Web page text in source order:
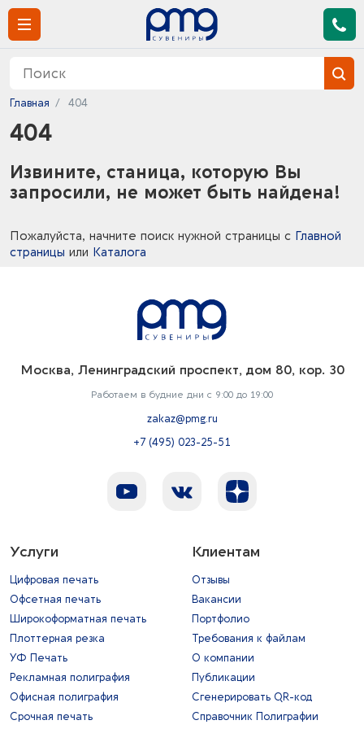
Главная 404
404
Извините, станица, которую Вы
запросили, не может быть найдена!
Пожалуйста, начните поиск нужной страницы с Главной
страницы или Каталога
Москва, Ленинградский проспект, дом 80, кор. 30
Работаем в будние дни с 9:00 до 19:00
zakaz@pmg.ru
+7 (495) 023-25-51
Услуги
Цифровая печать
Офсетная печать
Широкоформатная печать
Плоттерная резка
УФ Печать
Рекламная полиграфия
Офисная полиграфия
Срочная печать
Клиентам
Отзывы
Вакансии
Портфолио
Требования к файлам
О компании
Публикации
Сгенерировать QR-код
Справочник Полиграфии